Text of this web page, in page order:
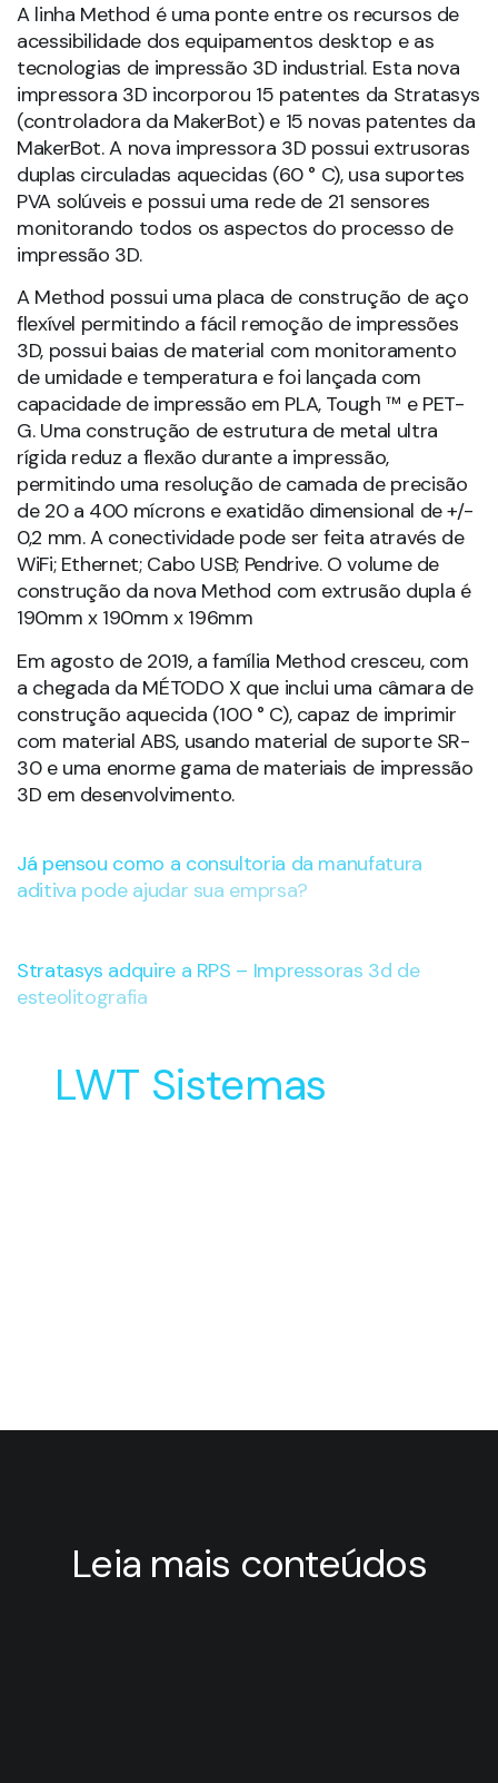
A linha Method é uma ponte entre os recursos de
acessibilidade dos equipamentos desktop e as
tecnologias de impressão 3D industrial. Esta nova
impressora 3D incorporou 15 patentes da Stratasys
(controladora da MakerBot) e 15 novas patentes da
MakerBot. A nova impressora 3D possui extrusoras
duplas circuladas aquecidas (60 ° C), usa suportes
PVA solúveis e possui uma rede de 21 sensores
monitorando todos os aspectos do processo de
impressão 3D.
A Method possui uma placa de construção de aço
flexível permitindo a fácil remoção de impressões
3D, possui baias de material com monitoramento
de umidade e temperatura e foi lançada com
capacidade de impressão em PLA, Tough ™ e PET-
G. Uma construção de estrutura de metal ultra
rígida reduz a flexão durante a impressão,
permitindo uma resolução de camada de precisão
de 20 a 400 mícrons e exatidão dimensional de +/-
0,2 mm. A conectividade pode ser feita através de
WiFi; Ethernet; Cabo USB; Pendrive. O volume de
construção da nova Method com extrusão dupla é
190mm x 190mm x 196mm
Em agosto de 2019, a família Method cresceu, com
a chegada da MÉTODO X que inclui uma câmara de
construção aquecida (100 ° C), capaz de imprimir
com material ABS, usando material de suporte SR-
30 e uma enorme gama de materiais de impressão
3D em desenvolvimento.
Já pensou como a consultoria da manufatura
aditiva pode ajudar sua emprsa?
Stratasys adquire a RPS – Impressoras 3d de
esteolitografia
LWT Sistemas
Leia mais conteúdos